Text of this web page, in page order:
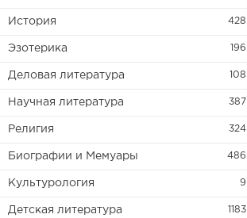
История 428
Эзотерика 196
Деловая литература 108
Научная литература 387
Религия 324
Биографии и Мемуары 486
Культурология 9
Детская литература 1183